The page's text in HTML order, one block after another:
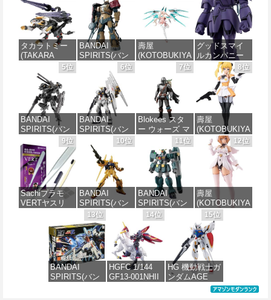
タカラトミー
(TAKARA
SPARK
REALIZE
MODEL リアラ
イズモデル
ZOIDS ゾイド
RMZ-025 ライ
ガーゼロファ
ルコン (ZBF)
色分け済み プ
ラキット
価格：¥8,336
BANDAI
SPIRITS(バン
ダイスピリッ
ツ) HG 機動戦
士ガンダム 復
讐のレクイエ
ム ザクⅡ F型
ソラリ機 (復讐
のレクイエム)
1/144スケール
色分け済みプ
ラモデル
価格：¥2,700
壽屋
(KOTOBUKIYA
) メガミデバイ
ス デザイアメ
イデン レイダ
ー シュガーグ
レイズ 全高約
180mm 1/1ス
ケール プラモ
デル
価格：¥6,239
グッドスマイ
ルカンパニー
巨神ゴーグ
MODEROID マ
ノン・ガーデ
ィアン 組み立
て式プラモデ
ル ノンスケー
ル 全高約
170mm
価格：¥7,656
5位
BANDAI
SPIRITS(バン
ダイ スピリッ
ツ) 30MM
xEXM-000 ゼ
ノヴァルト
1/144スケール
色分け済みプ
ラモデル
6位
BANDAI
SPIRITS(バン
ダイ スピリッ
ツ) RG 機動戦
士ガンダム 逆
襲のシャア νガ
ンダム 1/144ス
ケール 色分け
済みプラモデ
ル
価格：¥5,400
7位
Blokees スタ
ー ウォーズ マ
ンダロリアン&
グローグー
CC05 ディン
ジャリン&グロ
ーグー ABS樹
脂&PVC製 組
み立て式プラ
スチックモデ
価格：¥4,475
8位
壽屋
(KOTOBUKIYA
) 無限邂逅メガ
ロマリア スタ
ーズ 全高約
140mm ノンス
ケール プラモ
デル
価格：¥8,566
9位
Sachiプラモ
VERTヤスリ
開発】 超極細
ガラスヤスリ
５点セット ガ
ンプラ プラモ
デル ゲート処
理 模型 フィギ
10位
BANDAI
SPIRITS(バン
ダイ スピリッ
ツ) HGUC 200
機動戦士Zガン
ダム 百式
1/144スケール
色分け済みプ
ラモデル
11位
BANDAI
SPIRITS(バン
ダイ スピリッ
ツ) HG 機動新
世紀ガンダムX
ガンダムレオ
パルド 1/144ス
ケール 色分け
済みプラモデ
ル
12位
壽屋
(KOTOBUKIYA
) アルカナディ
ア ルミティア
First Engage
Ver.〈ファース
トエンゲージ
Ver.〉 全高約
160mm ノンス
ケール プラモ
デル
13位
BANDAI
SPIRITS(バン
14位
HGFC 1/144
GF13-001NHII
15位
HG 機動戦士ガ
ンダムAGE
xvm-fzc ガン
ダムレギルス